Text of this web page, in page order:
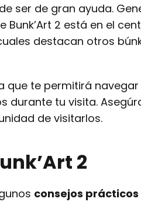
ser de gran ayuda.
2 está en el
destacan otros
que te permitirá
durante tu visita.
de visitarlos.
2
consejos